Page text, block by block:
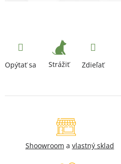
Opýtať sa Strážiť Zdieľať
Shoowroom a vlastný sklad